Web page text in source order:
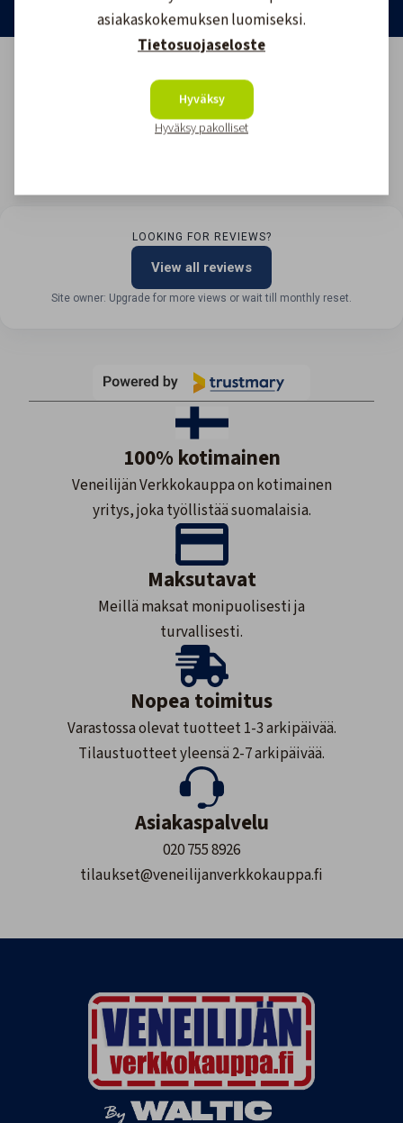
LOOKING FOR REVIEWS?
View all reviews
Site owner: Upgrade for more views or wait till monthly reset.
100% kotimainen
Veneilijän Verkkokauppa on kotimainen
yritys, joka työllistää suomalaisia.
Maksutavat
Meillä maksat monipuolisesti ja
turvallisesti.
Nopea toimitus
Varastossa olevat tuotteet 1-3 arkipäivää.
Tilaustuotteet yleensä 2-7 arkipäivää.
Asiakaspalvelu
020 755 8926
tilaukset@veneilijanverkkokauppa.fi
asiakaskokemuksen luomiseksi.
Tietosuojaseloste
Hyväksy
Hyväksy pakolliset